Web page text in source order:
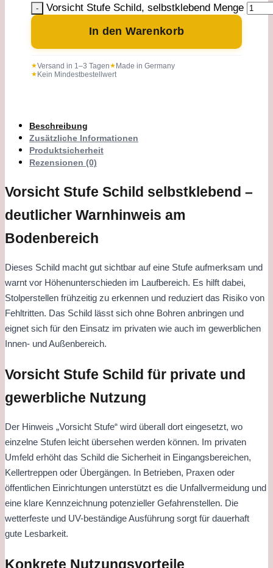
Vorsicht Stufe Schild, selbstklebend Menge
In den Warenkorb
Versand in 1–3 Tagen
Made in Germany
Kein Mindestbestellwert
Beschreibung
Zusätzliche Informationen
Produktsicherheit
Rezensionen (0)
Vorsicht Stufe Schild selbstklebend –
deutlicher Warnhinweis am
Bodenbereich
Dieses Schild macht gut sichtbar auf eine Stufe aufmerksam und
warnt vor Höhenunterschieden im Laufbereich. Es hilft dabei,
Stolperstellen frühzeitig zu erkennen und reduziert das Risiko von
Fehltritten. Das Schild lässt sich ohne Bohren anbringen und
eignet sich für den Einsatz im privaten wie auch im gewerblichen
Innen- und Außenbereich.
Vorsicht Stufe Schild für private und
gewerbliche Nutzung
Der Hinweis „Vorsicht Stufe“ wird überall dort eingesetzt, wo
einzelne Stufen leicht übersehen werden können. Im privaten
Umfeld erhöht das Schild die Sicherheit in Eingangsbereichen,
Kellertreppen oder Übergängen. In Betrieben, Praxen oder
öffentlichen Einrichtungen unterstützt es die Unfallvermeidung und
eine klare Kennzeichnung potenzieller Gefahrenstellen. Die
wetterfeste und UV-beständige Ausführung sorgt für dauerhaft
gute Lesbarkeit.
Konkrete Nutzungsvorteile